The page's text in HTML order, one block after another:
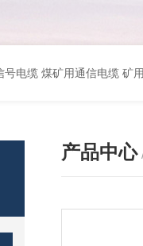
3*1.5+1 YCW橡胶电缆3*10+1*6 船用橡套软电缆CEFR-3*2.5 煤矿用移动橡套软电缆MY3*4+1*4
产品中心